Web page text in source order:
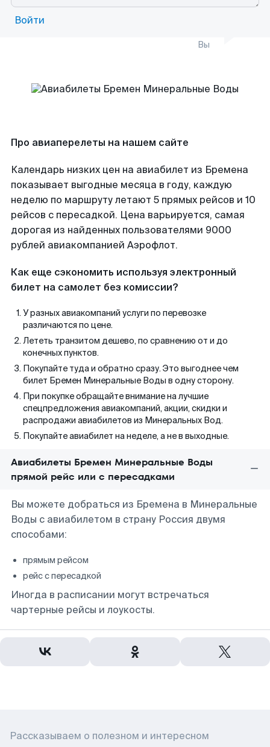
Войти
Вы
Про авиаперелеты на нашем сайте
Календарь низких цен на авиабилет из Бремена
показывает выгодные месяца в году, каждую
неделю по маршруту летают 5 прямых рейсов и 10
рейсов с пересадкой. Цена варьируется, самая
дорогая из найденных пользователями 9000
рублей авиакомпанией Аэрофлот.
Как еще сэкономить используя электронный
билет на самолет без комиссии?
У разных авиакомпаний услуги по перевозке
различаются по цене.
Лететь транзитом дешево, по сравнению от и до
конечных пунктов.
Покупайте туда и обратно сразу. Это выгоднее чем
билет Бремен Минеральные Воды в одну сторону.
При покупке обращайте внимание на лучшие
спецпредложения авиакомпаний, акции, скидки и
распродажи авиабилетов из Минеральных Вод.
Покупайте авиабилет на неделе, а не в выходные.
Авиабилеты Бремен Минеральные Воды
прямой рейс или с пересадками
Вы можете добраться из Бремена в Минеральные
Воды с авиабилетом в страну Россия двумя
способами:
прямым рейсом
рейс с пересадкой
Иногда в расписании могут встречаться
чартерные рейсы и лоукосты.
Рассказываем о полезном и интересном